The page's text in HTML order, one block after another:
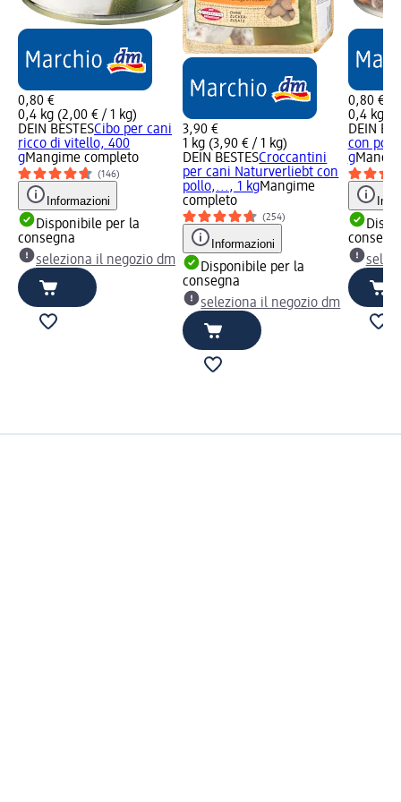
0,80 €
0,4 kg (2,00 € / 1 kg)
DEIN BESTESCibo per cani
ricco di vitello, 400
gMangime completo
(146)
Informazioni
Disponibile per la
consegna
seleziona il negozio dm
3,90 €
1 kg (3,90 € / 1 kg)
DEIN BESTESCroccantini
per cani Naturverliebt con
pollo,..., 1 kgMangime
completo
(254)
Informazioni
Disponibile per la
consegna
seleziona il negozio dm
0,80 €
0,4 kg
DEIN
con
g